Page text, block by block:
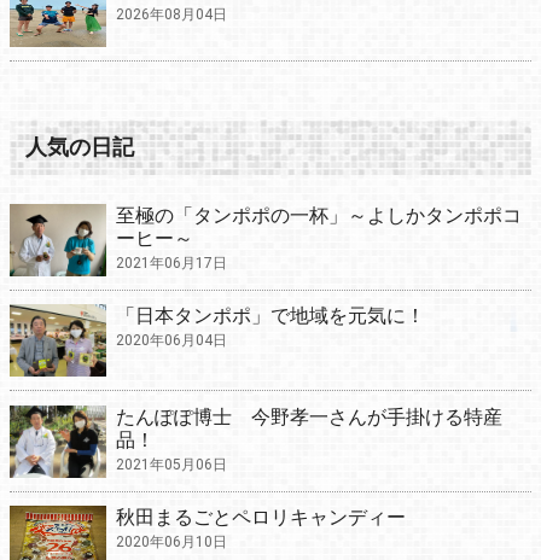
2026年08月04日
人気の日記
至極の「タンポポの一杯」～よしかタンポポコ
ーヒー～
2021年06月17日
「日本タンポポ」で地域を元気に！
2020年06月04日
たんぽぽ博士 今野孝一さんが手掛ける特産
品！
2021年05月06日
秋田まるごとペロリキャンディー
2020年06月10日